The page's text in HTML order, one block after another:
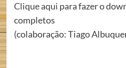
Clique aqui para fazer o
completos
(colaboração: Tiago